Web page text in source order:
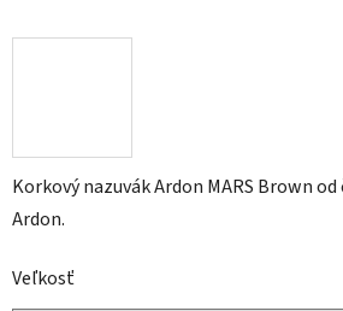
Korkový nazuvák Ardon MARS Brown
Ardon.
Veľkosť